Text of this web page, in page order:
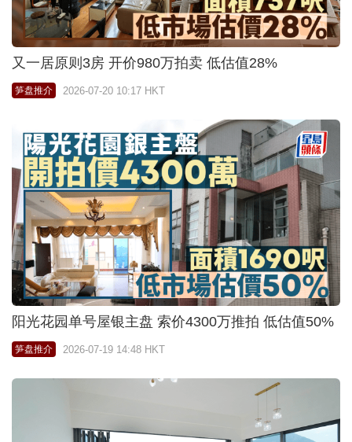
又一居原则3房 开价980万拍卖 低估值28%
笋盘推介 2026-07-20 10:17 HKT
阳光花园单号屋银主盘 索价4300万推拍 低估值50%
笋盘推介 2026-07-19 14:48 HKT